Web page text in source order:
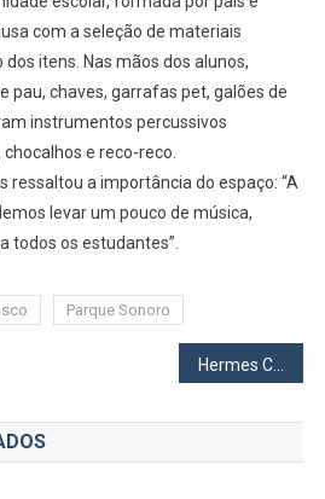
com a seleção de materiais
itens. Nas mãos dos alunos,
pau, chaves, garrafas pet, galões de
instrumentos percussivos
e reco-reco.
ressaltou a importância do espaço: “A
levar um pouco de música,
todos os estudantes”.
Parque Sonoro